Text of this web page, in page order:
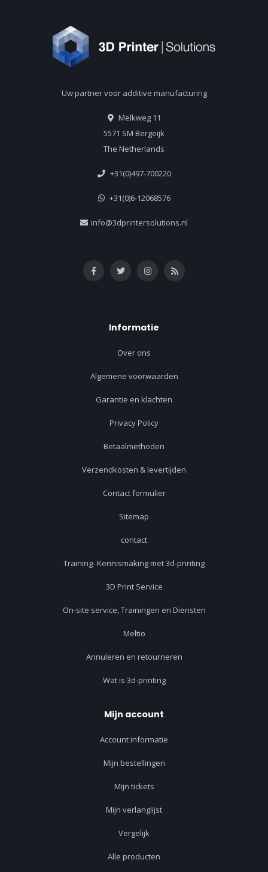
Uw partner voor additive manufacturing
Melkweg 11
5571 SM Bergeijk
The Netherlands
+31(0)497-700220
+31(0)6-12068576
info@3dprintersolutions.nl
Informatie
Over ons
Algemene voorwaarden
Garantie en klachten
Privacy Policy
Betaalmethoden
Verzendkosten & levertijden
Contact formulier
Sitemap
contact
Training- Kennismaking met 3d-printing
3D Print Service
On-site service, Trainingen en Diensten
Meltio
Annuleren en retourneren
Wat is 3d-printing
Mijn account
Account informatie
Mijn bestellingen
Mijn tickets
Mijn verlanglijst
Vergelijk
Alle producten